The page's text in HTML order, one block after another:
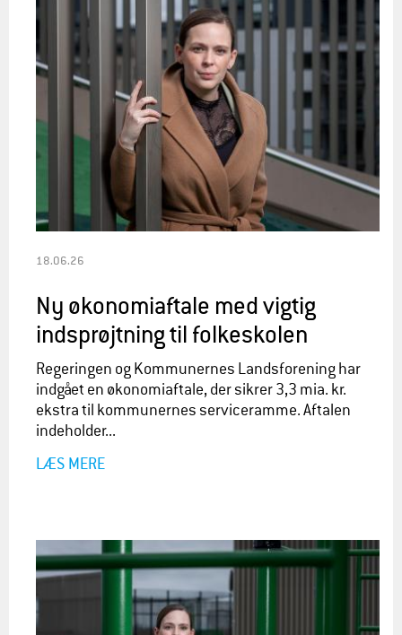
18.06.26
Ny økonomiaftale med vigtig
indsprøjtning til folkeskolen
Regeringen og Kommunernes Landsforening har
indgået en økonomiaftale, der sikrer 3,3 mia. kr.
ekstra til kommunernes serviceramme. Aftalen
indeholder...
LÆS MERE